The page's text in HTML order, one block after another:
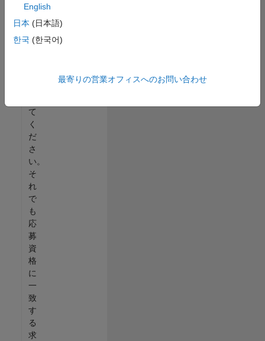
て
の
求
て
く
だ
さ
い。
そ
れ
で
も
応
募
資
格
に
一
致
す
る
求
English
日本 (日本語)
한국 (한국어)
最寄りの営業オフィスへのお問い合わせ